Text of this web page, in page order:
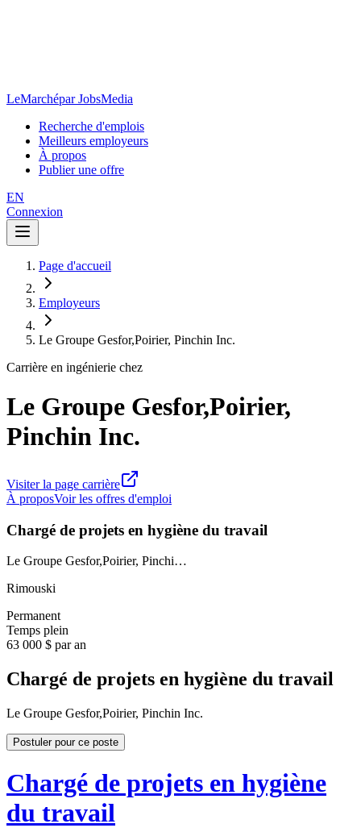
LeMarchépar JobsMedia
Recherche d'emplois
Meilleurs employeurs
À propos
Publier une offre
EN
Connexion
Page d'accueil
Employeurs
Le Groupe Gesfor,Poirier, Pinchin Inc.
Carrière en ingénierie chez
Le Groupe Gesfor,Poirier,
Pinchin Inc.
Visiter la page carrière
À proposVoir les offres d'emploi
Chargé de projets en hygiène du travail
Le Groupe Gesfor,Poirier, Pinchi…
Rimouski
Permanent
Temps plein
63 000 $ par an
Chargé de projets en hygiène du travail
Le Groupe Gesfor,Poirier, Pinchin Inc.
Postuler pour ce poste
Chargé de projets en hygiène
du travail